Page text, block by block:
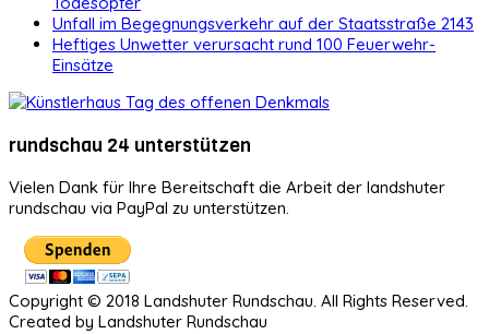
Unfall im Begegnungsverkehr auf der Staatsstraße 2143
Heftiges Unwetter verursacht rund 100 Feuerwehr-
Einsätze
rundschau 24 unterstützen
Vielen Dank für Ihre Bereitschaft die Arbeit der landshuter
rundschau via PayPal zu unterstützen.
Copyright © 2018 Landshuter Rundschau. All Rights Reserved.
Created by Landshuter Rundschau